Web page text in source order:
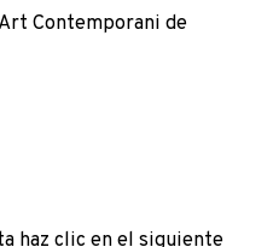
Contemporani de
haz clic en el siguiente